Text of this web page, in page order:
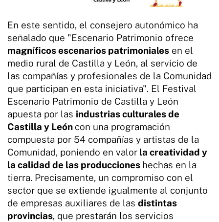
En este sentido, el consejero autonómico ha
señalado que "Escenario Patrimonio ofrece
magníficos escenarios patrimoniales en el
medio rural de Castilla y León, al servicio de
las compañías y profesionales de la Comunidad
que participan en esta iniciativa". El Festival
Escenario Patrimonio de Castilla y León
apuesta por las industrias culturales de
Castilla y León con una programación
compuesta por 54 compañías y artistas de la
Comunidad, poniendo en valor la creatividad y
la calidad de las producciones hechas en la
tierra. Precisamente, un compromiso con el
sector que se extiende igualmente al conjunto
de empresas auxiliares de las distintas
provincias, que prestarán los servicios